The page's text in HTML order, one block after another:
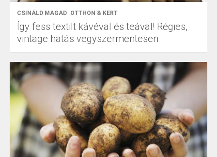
CSINÁLD MAGAD OTTHON & KERT
Így fess textilt kávéval és teával! Régies,
vintage hatás vegyszermentesen